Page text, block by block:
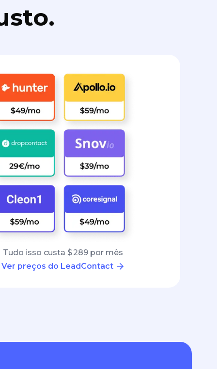
Tudo isso custa $ 289 por mês
Ver preços do LeadContact